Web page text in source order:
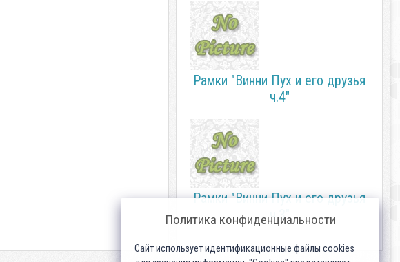
Рамки "Винни Пух и его друзья
ч.4"
Рамки "Винни Пух и его друзья
ч.3"
Политика конфиденциальности
Сайт использует идентификационные файлы cookies